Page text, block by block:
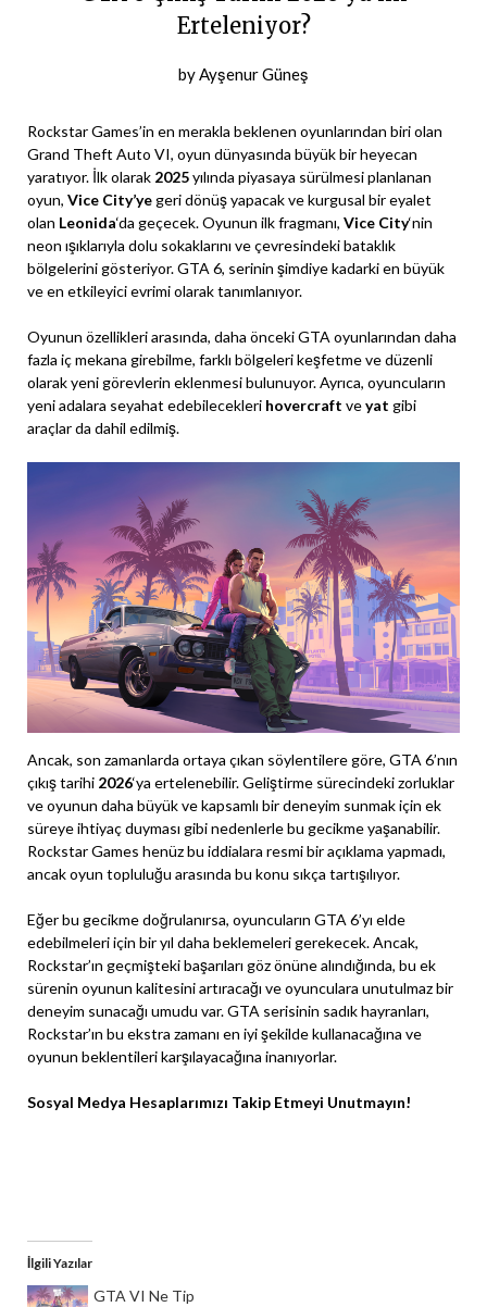
Erteleniyor?
Posted
23
Mart
2024
byAyşenur Güneş
Rockstar Games’in en merakla beklenen oyunlarından biri olan
Grand Theft Auto VI, oyun dünyasında büyük bir heyecan
yaratıyor. İlk olarak 2025yılında piyasaya sürülmesi planlanan
oyun, Vice City’yegeri dönüş yapacak ve kurgusal bir eyalet
olan Leonida‘da geçecek. Oyunun ilk fragmanı, Vice City‘nin
neon ışıklarıyla dolu sokaklarını ve çevresindeki bataklık
bölgelerini gösteriyor. GTA 6, serinin şimdiye kadarki en büyük
ve en etkileyici evrimi olarak tanımlanıyor.
Oyunun özellikleri arasında, daha önceki GTA oyunlarından daha
fazla iç mekana girebilme, farklı bölgeleri keşfetme ve düzenli
olarak yeni görevlerin eklenmesi bulunuyor. Ayrıca, oyuncuların
yeni adalara seyahat edebilecekleri hovercraft veyat gibi
araçlar da dahil edilmiş.
Ancak, son zamanlarda ortaya çıkan söylentilere göre, GTA 6’nın
çıkış tarihi 2026‘ya ertelenebilir. Geliştirme sürecindeki zorluklar
ve oyunun daha büyük ve kapsamlı bir deneyim sunmak için ek
süreye ihtiyaç duyması gibi nedenlerle bu gecikme yaşanabilir.
Rockstar Games henüz bu iddialara resmi bir açıklama yapmadı,
ancak oyun topluluğu arasında bu konu sıkça tartışılıyor.
Eğer bu gecikme doğrulanırsa, oyuncuların GTA 6’yı elde
edebilmeleri için bir yıl daha beklemeleri gerekecek. Ancak,
Rockstar’ın geçmişteki başarıları göz önüne alındığında, bu ek
sürenin oyunun kalitesini artıracağı ve oyunculara unutulmaz bir
deneyim sunacağı umudu var. GTA serisinin sadık hayranları,
Rockstar’ın bu ekstra zamanı en iyi şekilde kullanacağına ve
oyunun beklentileri karşılayacağına inanıyorlar.
Sosyal Medya Hesaplarımızı Takip Etmeyi Unutmayın!
İlgili Yazılar
GTA VI Ne Tip